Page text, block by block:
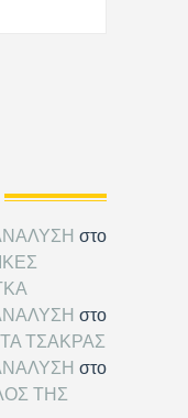
στο
στο
ΤΣΑΚΡΑΣ
στο
ΤΗΣ